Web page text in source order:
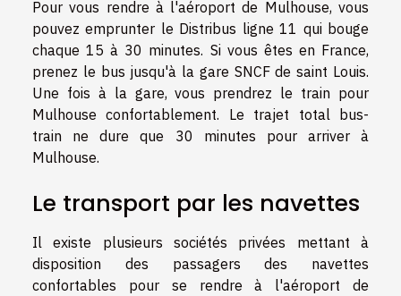
Pour vous rendre à l'aéroport de Mulhouse, vous
pouvez emprunter le Distribus ligne 11 qui bouge
chaque 15 à 30 minutes. Si vous êtes en France,
prenez le bus jusqu'à la gare SNCF de saint Louis.
Une fois à la gare, vous prendrez le train pour
Mulhouse confortablement. Le trajet total bus-
train ne dure que 30 minutes pour arriver à
Mulhouse.
Le transport par les navettes
Il existe plusieurs sociétés privées mettant à
disposition des passagers des navettes
confortables pour se rendre à l'aéroport de